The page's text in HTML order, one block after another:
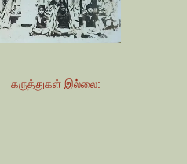
கருத்துகள் இல்லை: